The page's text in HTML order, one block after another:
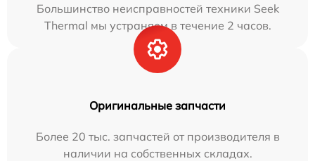
Большинство неисправностей техники Seek
Thermal мы устраняем в течение 2 часов.
Оригинальные запчасти
Более 20 тыс. запчастей от производителя в
наличии на собственных складах.